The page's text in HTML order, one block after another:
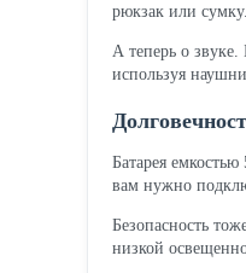
рюкзак или
А теперь о
используя
Батарея
вам нужно
Безопасность
низкой